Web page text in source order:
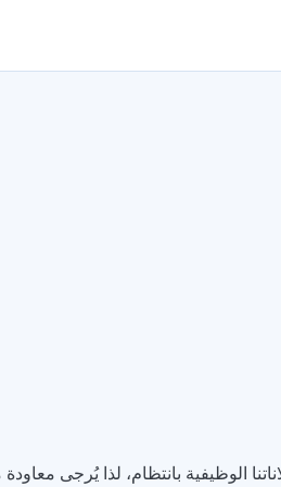
الوظيفية بانتظام، لذا يُرجى معاودة